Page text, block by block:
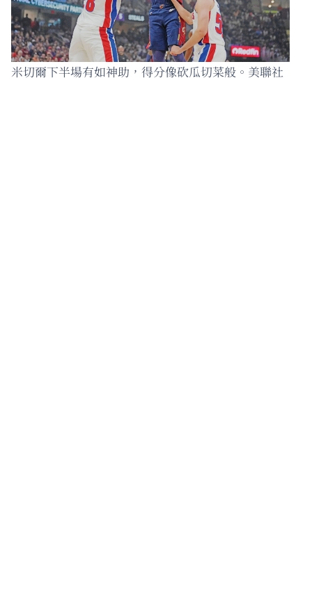
米切爾下半場有如神助，得分像砍瓜切菜般。美聯社